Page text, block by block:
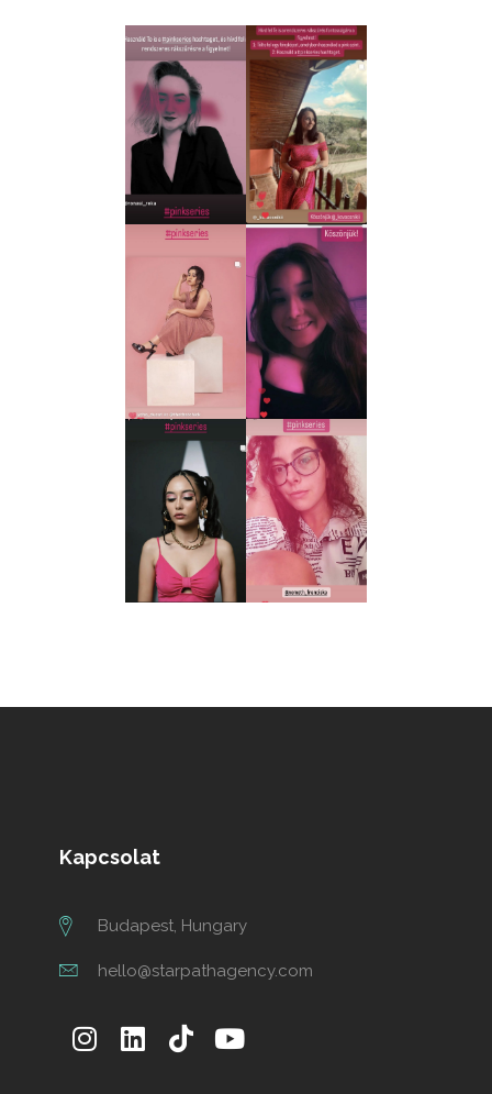
Kapcsolat
Budapest, Hungary
hello@starpathagency.com